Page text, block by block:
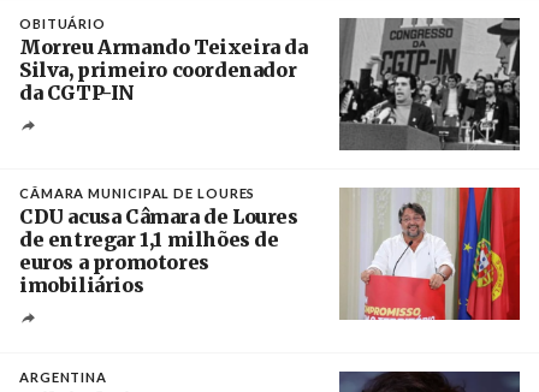
OBITUÁRIO
Morreu Armando Teixeira da
Silva, primeiro coordenador
da CGTP-IN
CÂMARA MUNICIPAL DE LOURES
CDU acusa Câmara de Loures
de entregar 1,1 milhões de
euros a promotores
imobiliários
ARGENTINA